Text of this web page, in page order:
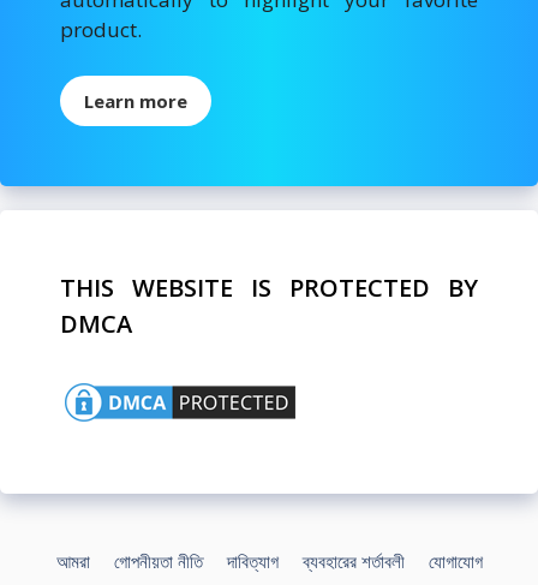
product.
Learn more
THIS WEBSITE IS PROTECTED BY
DMCA
আমরা গোপনীয়তা নীতি দাবিত্যাগ ব্যবহারের শর্তাবলী যোগাযোগ